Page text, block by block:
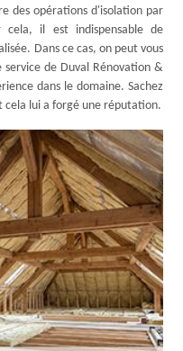
des opérations d'isolation par
cela, il est indispensable de
Dans ce cas, on peut vous
service de Duval Rénovation &
dans le domaine. Sachez
lui a forgé une réputation.